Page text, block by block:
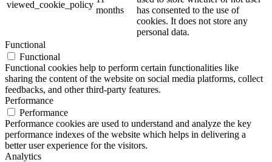
viewed_cookie_policy
months
has consented to the use of
cookies. It does not store any
personal data.
Functional
Functional
Functional cookies help to perform certain functionalities like
sharing the content of the website on social media platforms, collect
feedbacks, and other third-party features.
Performance
Performance
Performance cookies are used to understand and analyze the key
performance indexes of the website which helps in delivering a
better user experience for the visitors.
Analytics